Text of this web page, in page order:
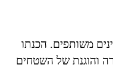
משותפים. הכנתו
והוגנת של השטחים